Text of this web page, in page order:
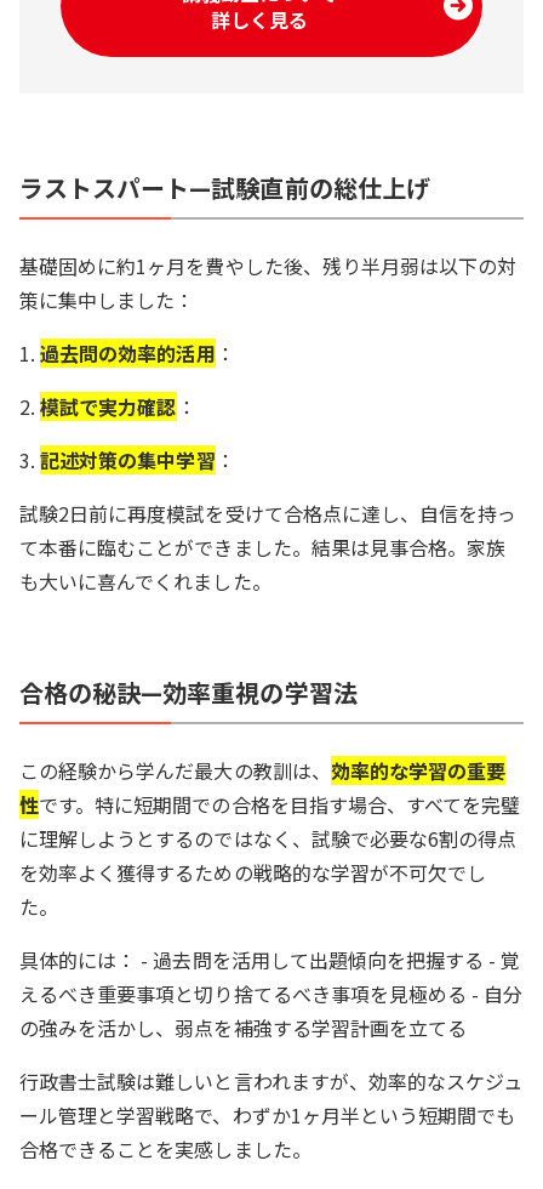
詳しく見る
ラストスパート—試験直前の総仕上げ
基礎固めに約1ヶ月を費やした後、残り半月弱は以下の対
策に集中しました：
1.過去問の効率的活用 ：
2.模試で実力確認 ：
3.記述対策の集中学習 ：
試験2日前に再度模試を受けて合格点に達し、自信を持っ
て本番に臨むことができました。結果は見事合格。家族
も大いに喜んでくれました。
合格の秘訣—効率重視の学習法
この経験から学んだ最大の教訓は、 効率的な学習の重要
性です。特に短期間での合格を目指す場合、すべてを完璧
に理解しようとするのではなく、試験で必要な6割の得点
を効率よく獲得するための戦略的な学習が不可欠でし
た。
具体的には： - 過去問を活用して出題傾向を把握する - 覚
えるべき重要事項と切り捨てるべき事項を見極める - 自分
の強みを活かし、弱点を補強する学習計画を立てる
行政書士試験は難しいと言われますが、効率的なスケジュ
ール管理と学習戦略で、わずか1ヶ月半という短期間でも
合格できることを実感しました。